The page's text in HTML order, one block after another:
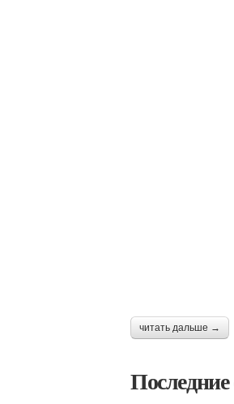
читать дальше →
Последние